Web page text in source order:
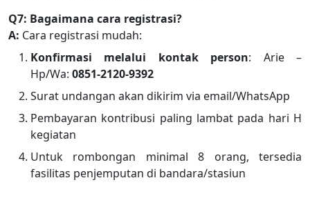
Q7: Bagaimana cara registrasi?
A: Cara registrasi mudah:
Konfirmasi melalui kontak person: Arie –
Hp/Wa: 0851-2120-9392
Surat undangan akan dikirim via email/WhatsApp
Pembayaran kontribusi paling lambat pada hari H
kegiatan
Untuk rombongan minimal 8 orang, tersedia
fasilitas penjemputan di bandara/stasiun